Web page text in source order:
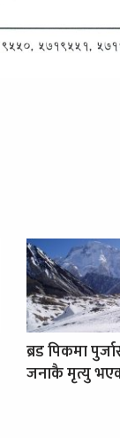
ब्रड पिकमा
जनाकै मृत्यु